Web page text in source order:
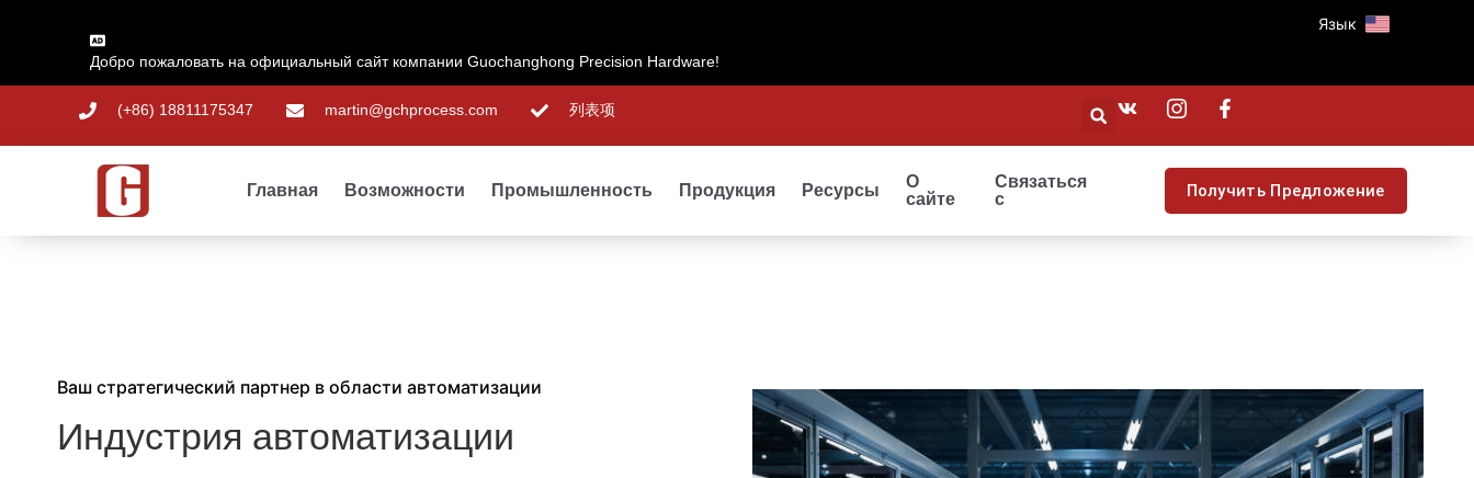
Добро пожаловать на официальный сайт компании Guochanghong Precision Hardware!
Язык
(+86) 18811175347 martin@gchprocess.com 列表项
Главная Возможности Промышленность Продукция Ресурсы
О
сайте
Связаться
с
Получить Предложение
Ваш стратегический партнер в области автоматизации
Индустрия автоматизации